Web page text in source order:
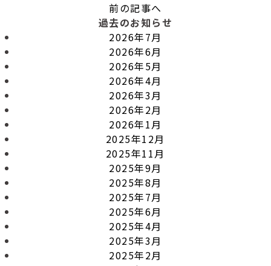
前の記事へ
過去のお知らせ
2026年7月
2026年6月
2026年5月
2026年4月
2026年3月
2026年2月
2026年1月
2025年12月
2025年11月
2025年9月
2025年8月
2025年7月
2025年6月
2025年4月
2025年3月
2025年2月